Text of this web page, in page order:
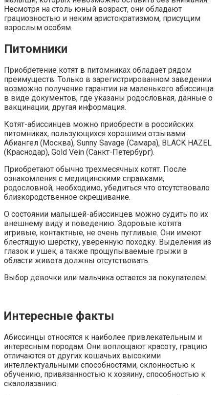
Несмотря на столь юный возраст, они обладают
грациозностью и неким аристократизмом, присущим
взрослым особям.
Питомники
Приобретение котят в питомниках обладает рядом
преимуществ. Только в зарегистрированном заведении
возможно получение гарантии на маленького абиссинца
в виде документов, где указаны родословная, данные о
вакцинации, другая информация.
Котят-абиссинцев можно приобрести в российских
питомниках, пользующихся хорошими отзывами:
Абиангел (Москва), Sunny Savage (Самара), BLACK HAZEL
(Краснодар), Gold Vein (Санкт-Петербург).
Приобретают обычно трехмесячных котят. После
ознакомления с медицинскими справками,
родословной, необходимо, убедиться что отсутствовало
близкородственное скрещивание.
О состоянии малышей-абиссинцев можно судить по их
внешнему виду и поведению. Здоровые котята
игривые, контактные, не очень пугливые. Они имеют
блестящую шерстку, уверенную походку. Выделения из
глазок и ушек, а также прощупываемые грыжи в
области живота должны отсутствовать.
Выбор девочки или мальчика остается за покупателем.
Интересные факты
Абиссинцы относятся к наиболее привлекательным и
интересным породам. Они воплощают красоту, грацию
отличаются от других кошачьих высокими
интеллектуальными способностями, склонностью к
обучению, привязанностью к хозяину, способностью к
скалолазанию.